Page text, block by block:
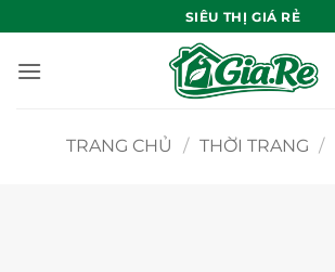
qua
nội
SIÊU THỊ GIÁ RẺ
TRANG CHỦ / THỜI TRANG /